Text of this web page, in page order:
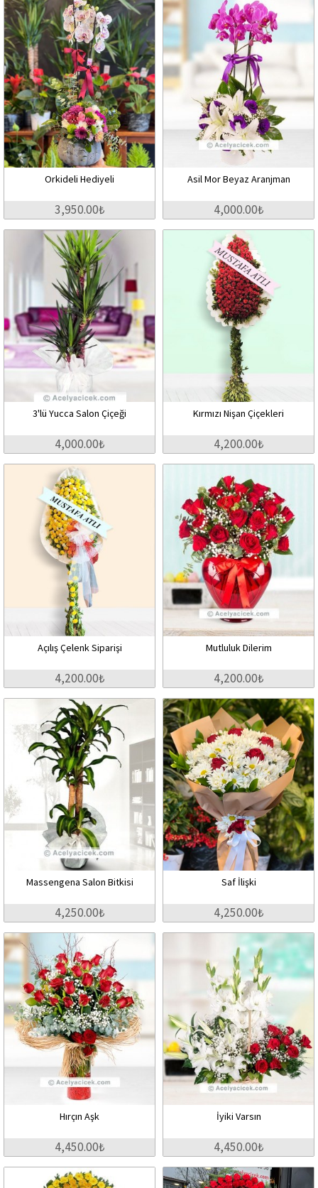
Orkideli Hediyeli
3,950.00₺
Asil Mor Beyaz Aranjman
4,000.00₺
3'lü Yucca Salon Çiçeği
4,000.00₺
Kırmızı Nişan Çiçekleri
4,200.00₺
Açılış Çelenk Siparişi
4,200.00₺
Mutluluk Dilerim
4,200.00₺
Massengena Salon Bitkisi
4,250.00₺
Saf İlişki
4,250.00₺
Hırçın Aşk
4,450.00₺
İyiki Varsın
4,450.00₺